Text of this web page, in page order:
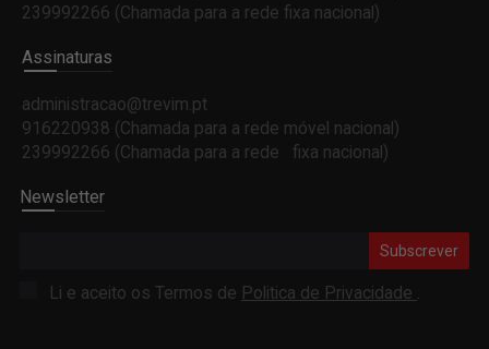
239992266 (Chamada para a rede fixa nacional)
Assinaturas
administracao@trevim.pt
916220938 (Chamada para a rede móvel nacional)
239992266 (Chamada para a rede fixa nacional)
Newsletter
Subscrever
Li e aceito os Termos de Politica de Privacidade .